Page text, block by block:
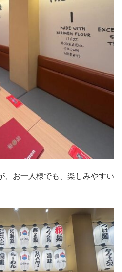
、お一人様でも、楽しみやすい